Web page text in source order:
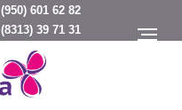
(950) 601 62 82
(8313) 39 71 31